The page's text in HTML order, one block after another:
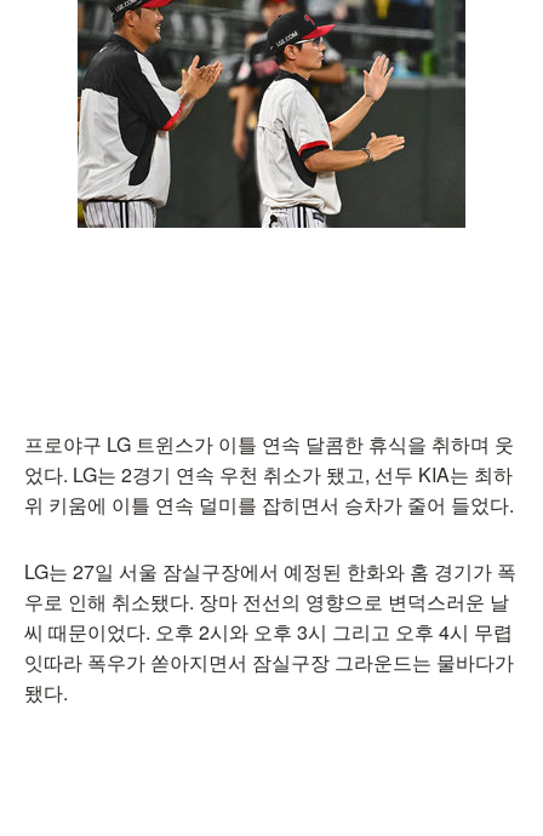
프로야구 LG 트윈스가 이틀 연속 달콤한 휴식을 취하며 웃
었다. LG는 2경기 연속 우천 취소가 됐고, 선두 KIA는 최하
위 키움에 이틀 연속 덜미를 잡히면서 승차가 줄어 들었다.
LG는 27일 서울 잠실구장에서 예정된 한화와 홈 경기가 폭
우로 인해 취소됐다. 장마 전선의 영향으로 변덕스러운 날
씨 때문이었다. 오후 2시와 오후 3시 그리고 오후 4시 무렵
잇따라 폭우가 쏟아지면서 잠실구장 그라운드는 물바다가
됐다.